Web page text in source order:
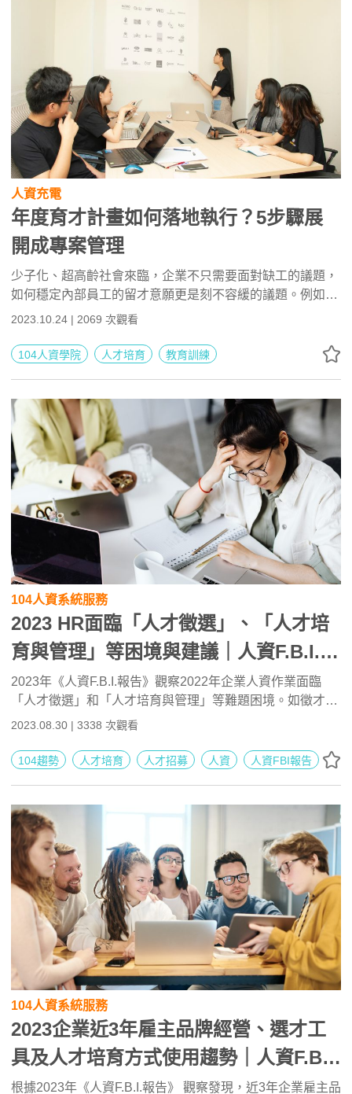
人資充電
年度育才計畫如何落地執行？5步驟展
開成專案管理
少子化、超高齡社會來臨，企業不只需要面對缺工的議題，
如何穩定內部員工的留才意願更是刻不容緩的議題。例如勞
動部開始協助製造業改善工作設備提升續航力，又或是資安
畫，消除畢業新鮮人進入職場後的資安技術落差……本篇文
該如何制定與執行。
2023.10.24 | 2069 次觀看
104人資學院 人才培育 教育訓練
104人資系統服務
2023 HR面臨「人才徵選」、「人才培
育與管理」等困境與建議｜人資F.B.I.報
告
2023年《人資F.B.I.報告》觀察2022年企業人資作業面臨
「人才徵選」和「人才培育與管理」等難題困境。如徵才時
遇到條件不符需求、個人特質不適合、求職者無故失約等困
等問題。104人力銀行提供您人才徵選與人才培育與管理相
2023.08.30 | 3338 次觀看
104趨勢 人才培育 人才招募 人資 人資FBI報告
104人資系統服務
2023企業近3年雇主品牌經營、選才工
具及人才培育方式使用趨勢｜人資F.B.I.
報告
根據2023年《人資F.B.I.報告》 觀察發現，近3年企業雇主品